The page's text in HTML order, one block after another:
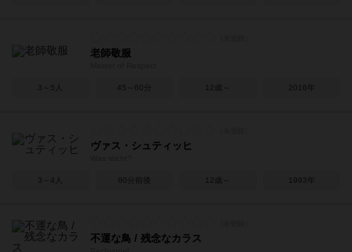
老師敬服
3～5人 45～60分 12歳～ 2016年
ヴァス・シュティッヒ
3～4人 60分前後 12歳～ 1993年
不運な鳥 / 残念なカラス